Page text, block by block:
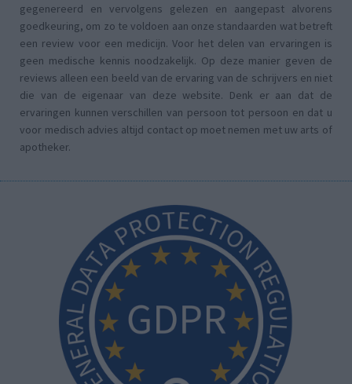
gegenereerd en vervolgens gelezen en aangepast alvorens
goedkeuring, om zo te voldoen aan onze standaarden wat betreft
een review voor een medicijn. Voor het delen van ervaringen is
geen medische kennis noodzakelijk. Op deze manier geven de
reviews alleen een beeld van de ervaring van de schrijvers en niet
die van de eigenaar van deze website. Denk er aan dat de
ervaringen kunnen verschillen van persoon tot persoon en dat u
voor medisch advies altijd contact op moet nemen met uw arts of
apotheker.